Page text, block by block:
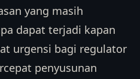
yang masih
dapat terjadi kapan
urgensi bagi regulator
penyusunan